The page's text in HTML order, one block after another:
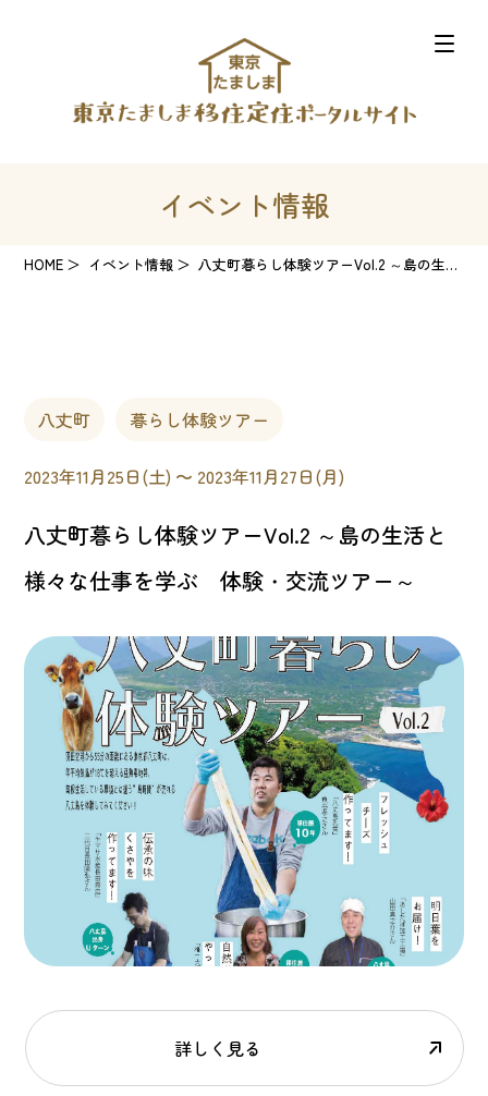
イベント情報
HOME イベント情報 八丈町暮らし体験ツアーVol.2 ～島の生活と様々な仕事を学ぶ 体験・交流ツアー～
八丈町 暮らし体験ツアー
2023年11月25日(土) 〜 2023年11月27日(月)
八丈町暮らし体験ツアーVol.2 ～島の生活と
様々な仕事を学ぶ 体験・交流ツアー～
詳しく見る